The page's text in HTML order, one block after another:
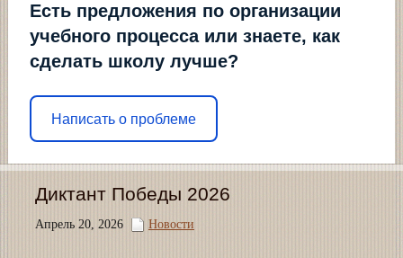
Есть предложения по организации
учебного процесса или знаете, как
сделать школу лучше?
Написать о проблеме
Диктант Победы 2026
Апрель 20, 2026 Новости